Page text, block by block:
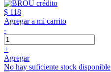
$ 118
Agregar a mi carrito
-
+
Agregar
No hay suficiente stock disponible